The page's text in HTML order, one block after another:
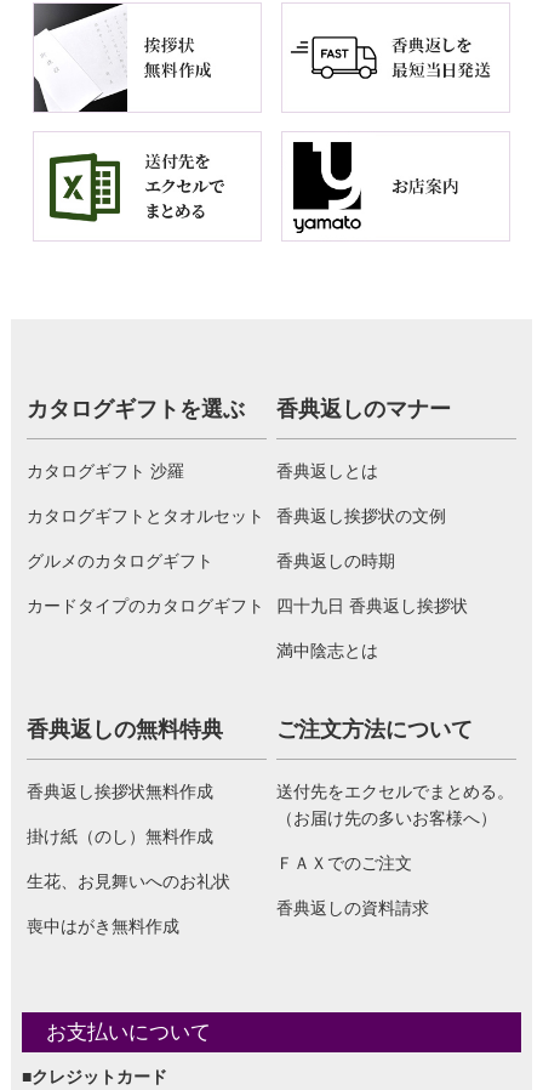
カタログギフトを選ぶ
カタログギフト 沙羅
カタログギフトとタオルセット
グルメのカタログギフト
カードタイプのカタログギフト
香典返しのマナー
香典返しとは
香典返し挨拶状の文例
香典返しの時期
四十九日 香典返し挨拶状
満中陰志とは
香典返しの無料特典
香典返し挨拶状無料作成
掛け紙（のし）無料作成
生花、お見舞いへのお礼状
喪中はがき無料作成
ご注文方法について
送付先をエクセルでまとめる。
（お届け先の多いお客様へ）
ＦＡＸでのご注文
香典返しの資料請求
お支払いについて
■クレジットカード